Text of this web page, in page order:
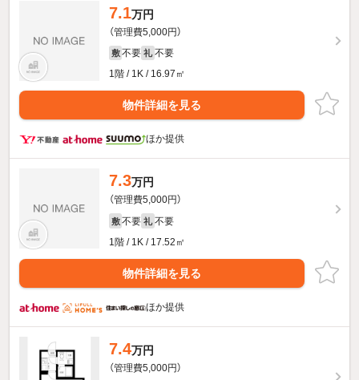
7.1万円
（管理費5,000円）
敷 不要 礼 不要
1階 / 1K / 16.97㎡
物件詳細を見る
ほか提供
7.3万円
（管理費5,000円）
敷 不要 礼 不要
1階 / 1K / 17.52㎡
物件詳細を見る
ほか提供
7.4万円
（管理費5,000円）